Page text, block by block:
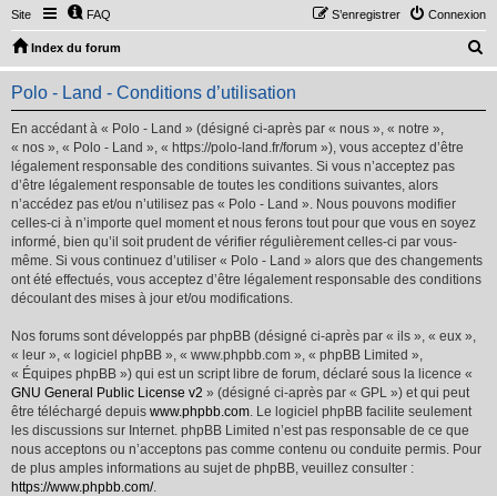
Site FAQ Connexion
S’enregistrer
Index du forum
e
Polo - Land - Conditions d’utilisation
En accédant à « Polo - Land » (désigné ci-après par « nous », « notre »,
« nos », « Polo - Land », « https://polo-land.fr/forum »), vous acceptez d’être
légalement responsable des conditions suivantes. Si vous n’acceptez pas
d’être légalement responsable de toutes les conditions suivantes, alors
n’accédez pas et/ou n’utilisez pas « Polo - Land ». Nous pouvons modifier
celles-ci à n’importe quel moment et nous ferons tout pour que vous en soyez
informé, bien qu’il soit prudent de vérifier régulièrement celles-ci par vous-
même. Si vous continuez d’utiliser « Polo - Land » alors que des changements
ont été effectués, vous acceptez d’être légalement responsable des conditions
découlant des mises à jour et/ou modifications.
Nos forums sont développés par phpBB (désigné ci-après par « ils », « eux »,
« leur », « logiciel phpBB », « www.phpbb.com », « phpBB Limited »,
« Équipes phpBB ») qui est un script libre de forum, déclaré sous la licence «
GNU General Public License v2 » (désigné ci-après par « GPL ») et qui peut
être téléchargé depuis www.phpbb.com. Le logiciel phpBB facilite seulement
les discussions sur Internet. phpBB Limited n’est pas responsable de ce que
nous acceptons ou n’acceptons pas comme contenu ou conduite permis. Pour
de plus amples informations au sujet de phpBB, veuillez consulter :
https://www.phpbb.com/.